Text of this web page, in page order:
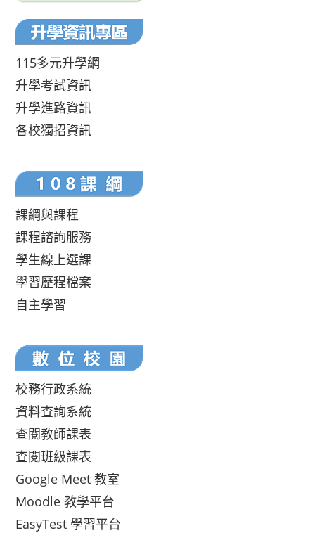
115多元升學網
升學考試資訊
升學進路資訊
各校獨招資訊
課綱與課程
課程諮詢服務
學生線上選課
學習歷程檔案
自主學習
校務行政系統
資料查詢系統
查閱教師課表
查閱班級課表
Google Meet 教室
Moodle 教學平台
EasyTest 學習平台